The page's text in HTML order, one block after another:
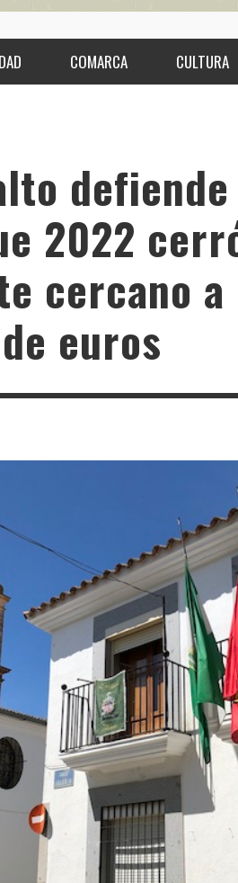
COMARCA CULTURA
2022
cercano
euros